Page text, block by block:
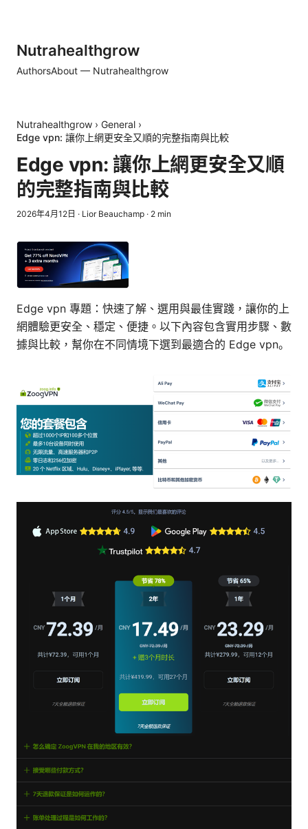
Nutrahealthgrow
AuthorsAbout — Nutrahealthgrow
Nutrahealthgrow › General ›
Edge vpn: 讓你上網更安全又順的完整指南與比較
Edge vpn: 讓你上網更安全又順
的完整指南與比較
2026年4月12日 · Lior Beauchamp · 2 min
Edge vpn 專題：快速了解、選用與最佳實踐，讓你的上
網體驗更安全、穩定、便捷。以下內容包含實用步驟、數
據與比較，幫你在不同情境下選到最適合的 Edge vpn。